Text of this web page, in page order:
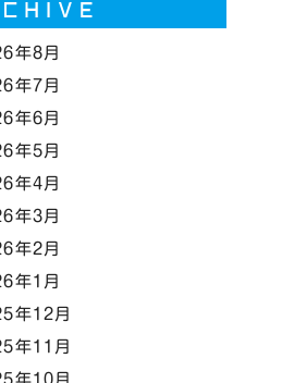
年8月
年7月
年6月
年5月
年4月
年3月
年2月
年1月
年12月
年11月
年10月